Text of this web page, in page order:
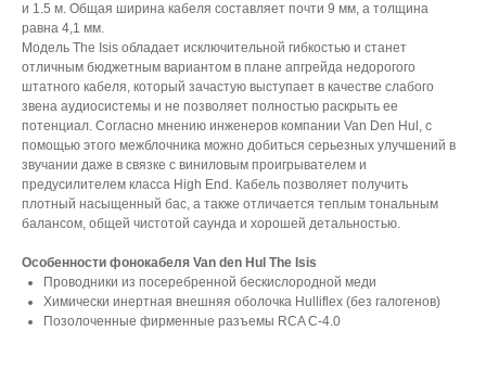
и 1.5 м. Общая ширина кабеля составляет почти 9 мм, а толщина
равна 4,1 мм.
Модель The Isis обладает исключительной гибкостью и станет
отличным бюджетным вариантом в плане апгрейда недорогого
штатного кабеля, который зачастую выступает в качестве слабого
звена аудиосистемы и не позволяет полностью раскрыть ее
потенциал. Согласно мнению инженеров компании Van Den Hul, с
помощью этого межблочника можно добиться серьезных улучшений в
звучании даже в связке с виниловым проигрывателем и
предусилителем класса High End. Кабель позволяет получить
плотный насыщенный бас, а также отличается теплым тональным
балансом, общей чистотой саунда и хорошей детальностью.
Особенности фонокабеля Van den Hul The Isis
Проводники из посеребренной бескислородной меди
Химически инертная внешняя оболочка Hulliflex (без галогенов)
Позолоченные фирменные разъемы RCA С-4.0